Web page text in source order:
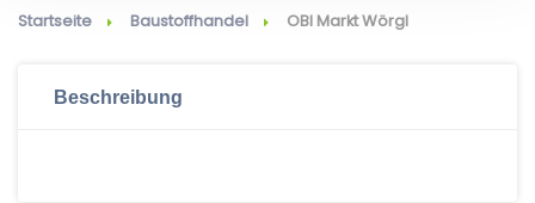
Startseite Baustoffhandel OBI Markt Wörgl
Beschreibung